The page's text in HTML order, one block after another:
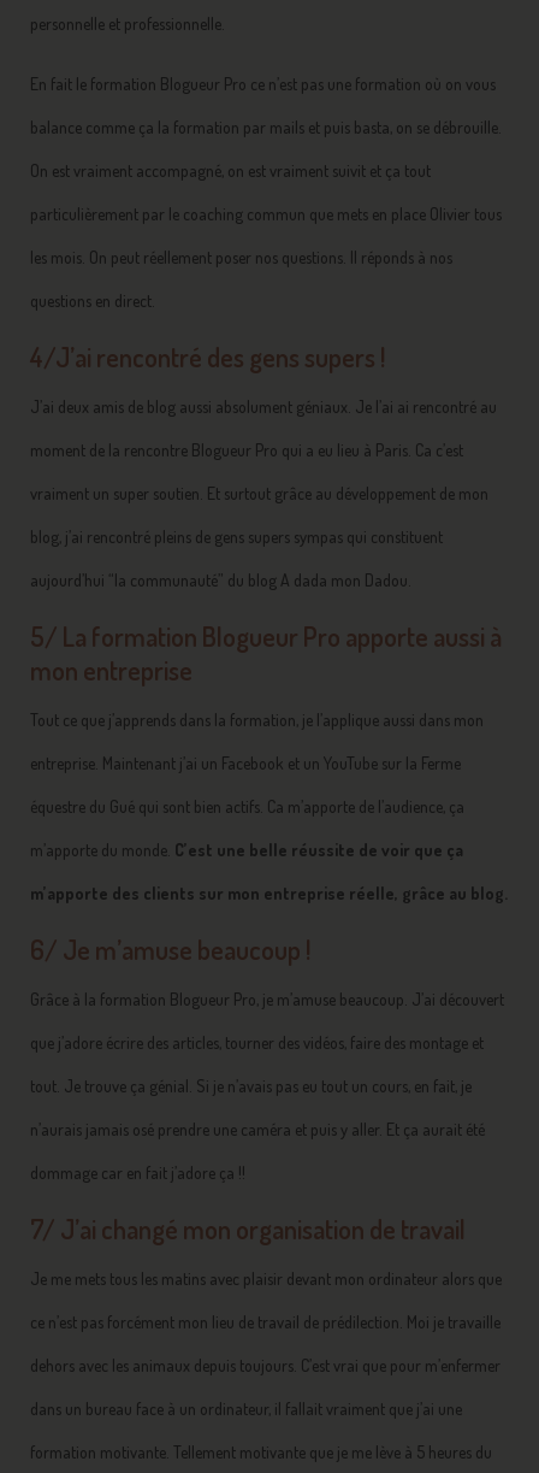
personnelle et professionnelle.
En fait le formation Blogueur Pro ce n’est pas une formation où on vous
balance comme ça la formation par mails et puis basta, on se débrouille.
On est vraiment accompagné, on est vraiment suivit et ça tout
particulièrement par le coaching commun que mets en place Olivier tous
les mois. On peut réellement poser nos questions. Il réponds à nos
questions en direct.
4/J’ai rencontré des gens supers !
J’ai deux amis de blog aussi absolument géniaux. Je l’ai ai rencontré au
moment de la rencontre Blogueur Pro qui a eu lieu à Paris. Ca c’est
vraiment un super soutien. Et surtout grâce au développement de mon
blog, j’ai rencontré pleins de gens supers sympas qui constituent
aujourd’hui “la communauté” du blog A dada mon Dadou.
5/ La formation Blogueur Pro apporte aussi à
mon entreprise
Tout ce que j’apprends dans la formation, je l’applique aussi dans mon
entreprise. Maintenant j’ai un Facebook et un YouTube sur la Ferme
équestre du Gué qui sont bien actifs. Ca m’apporte de l’audience, ça
m’apporte du monde. C’est une belle réussite de voir que ça
m’apporte des clients sur mon entreprise réelle, grâce au blog.
6/ Je m’amuse beaucoup !
Grâce à la formation Blogueur Pro, je m’amuse beaucoup. J’ai découvert
que j’adore écrire des articles, tourner des vidéos, faire des montage et
tout. Je trouve ça génial. Si je n’avais pas eu tout un cours, en fait, je
n’aurais jamais osé prendre une caméra et puis y aller. Et ça aurait été
dommage car en fait j’adore ça !!
7/ J’ai changé mon organisation de travail
Je me mets tous les matins avec plaisir devant mon ordinateur alors que
ce n’est pas forcément mon lieu de travail de prédilection. Moi je travaille
dehors avec les animaux depuis toujours. C’est vrai que pour m’enfermer
dans un bureau face à un ordinateur, il fallait vraiment que j’ai une
formation motivante. Tellement motivante que je me lève à 5 heures du